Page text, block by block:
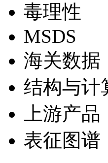
毒理性
MSDS
海关数据
结构与计
上游产品
表征图谱